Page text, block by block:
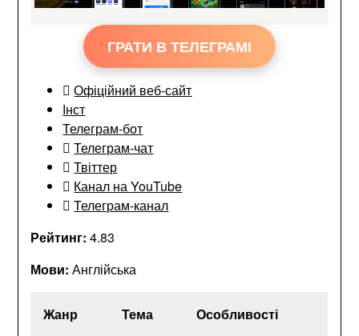
ГРАТИ В ТЕЛЕГРАМІ
Офіційний веб-сайт
Інст
Телеграм-бот
Телеграм-чат
Твіттер
Канал на YouTube
Телеграм-канал
Рейтинг: 4.83
Мови: Англійська
Жанр Тема Особливості